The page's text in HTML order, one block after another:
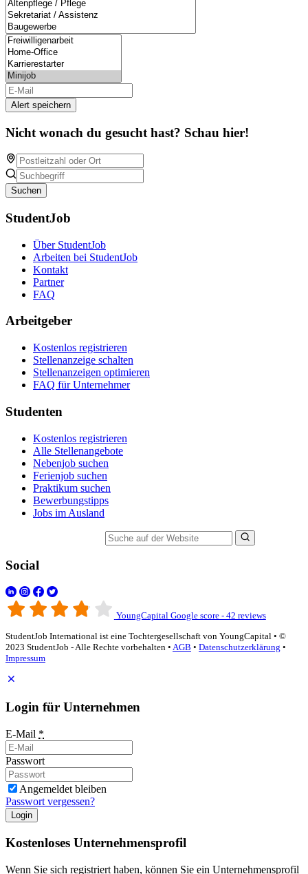
Alert speichern
Nicht wonach du gesucht hast? Schau hier!
Suchen
StudentJob
Über StudentJob
Arbeiten bei StudentJob
Kontakt
Partner
FAQ
Arbeitgeber
Kostenlos registrieren
Stellenanzeige schalten
Stellenanzeigen optimieren
FAQ für Unternehmer
Studenten
Kostenlos registrieren
Alle Stellenangebote
Nebenjob suchen
Ferienjob suchen
Praktikum suchen
Bewerbungstipps
Jobs im Ausland
Social
YoungCapital Google score - 42 reviews
StudentJob International ist eine Tochtergesellschaft von YoungCapital • ©
2023 StudentJob - Alle Rechte vorbehalten • AGB • Datenschutzerklärung •
Impressum
Login für Unternehmen
E-Mail *
Passwort
Angemeldet bleiben
Passwort vergessen?
Login
Kostenloses Unternehmensprofil
Wenn Sie sich registriert haben, können Sie ein Unternehmensprofil